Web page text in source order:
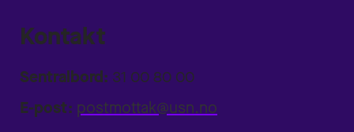
Kontakt
Sentralbord: 31 00 80 00
E-post: postmottak@usn.no